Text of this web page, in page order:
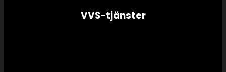
VVS-tjänster